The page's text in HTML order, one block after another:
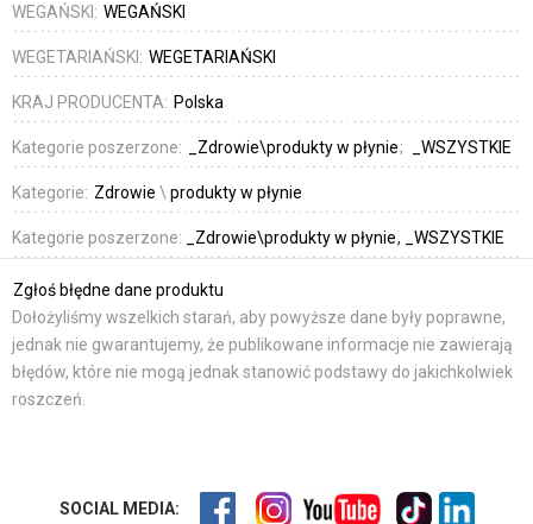
WEGAŃSKI: WEGAŃSKI
WEGETARIAŃSKI: WEGETARIAŃSKI
KRAJ PRODUCENTA: Polska
Kategorie poszerzone: _Zdrowie\produkty w płynie _WSZYSTKIE
Kategorie: Zdrowie \ produkty w płynie
Kategorie poszerzone: _Zdrowie\produkty w płynie _WSZYSTKIE
Zgłoś błędne dane produktu
Dołożyliśmy wszelkich starań, aby powyższe dane były poprawne,
jednak nie gwarantujemy, że publikowane informacje nie zawierają
błędów, które nie mogą jednak stanowić podstawy do jakichkolwiek
roszczeń.
SOCIAL MEDIA: